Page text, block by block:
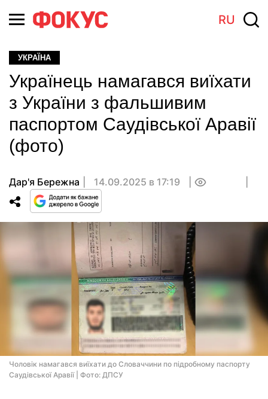
RU
УКРАЇНА
Українець намагався виїхати
з України з фальшивим
паспортом Саудівської Аравії
(фото)
Дар'я Бережна 14.09.2025 в 17:19
Чоловік намагався виїхати до Словаччини по підробному паспорту
Саудівської Аравії | Фото: ДПСУ